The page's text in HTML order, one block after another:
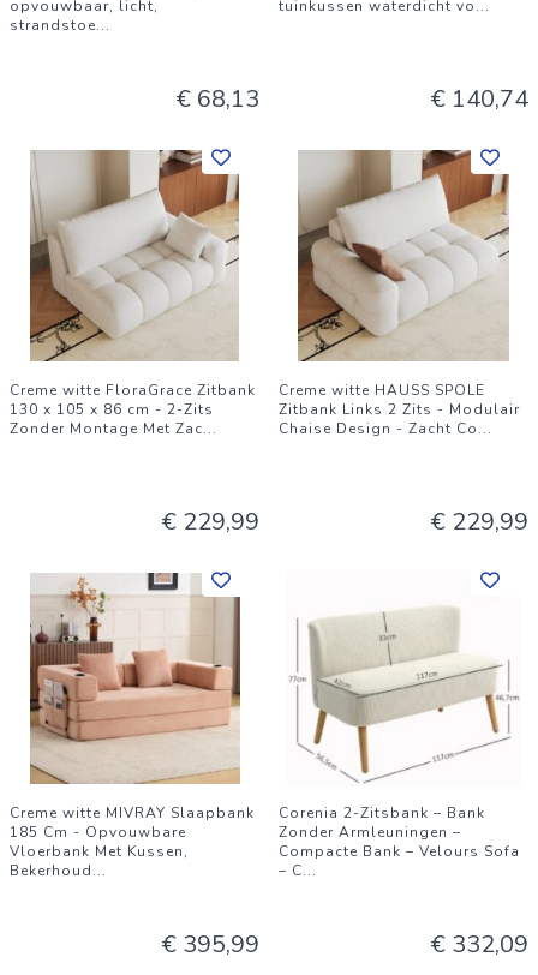
opvouwbaar, licht,
strandstoe...
€ 68,13
tuinkussen waterdicht vo...
€ 140,74
Creme witte FloraGrace Zitbank
130 x 105 x 86 cm - 2-Zits
Zonder Montage Met Zac...
€ 229,99
Creme witte HAUSS SPOLE
Zitbank Links 2 Zits - Modulair
Chaise Design - Zacht Co...
€ 229,99
Creme witte MIVRAY Slaapbank
185 Cm - Opvouwbare
Vloerbank Met Kussen,
Bekerhoud...
€ 395,99
Corenia 2-Zitsbank – Bank
Zonder Armleuningen –
Compacte Bank – Velours Sofa
– C...
€ 332,09